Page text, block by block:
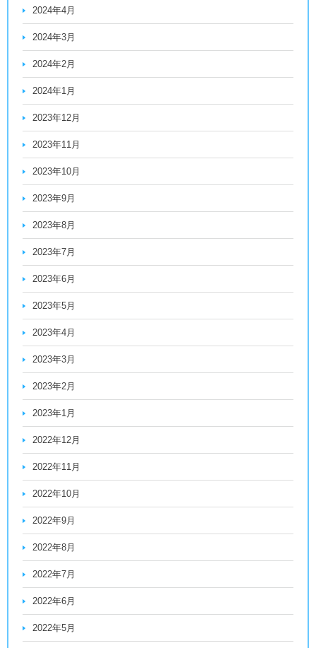
2024年4月
2024年3月
2024年2月
2024年1月
2023年12月
2023年11月
2023年10月
2023年9月
2023年8月
2023年7月
2023年6月
2023年5月
2023年4月
2023年3月
2023年2月
2023年1月
2022年12月
2022年11月
2022年10月
2022年9月
2022年8月
2022年7月
2022年6月
2022年5月